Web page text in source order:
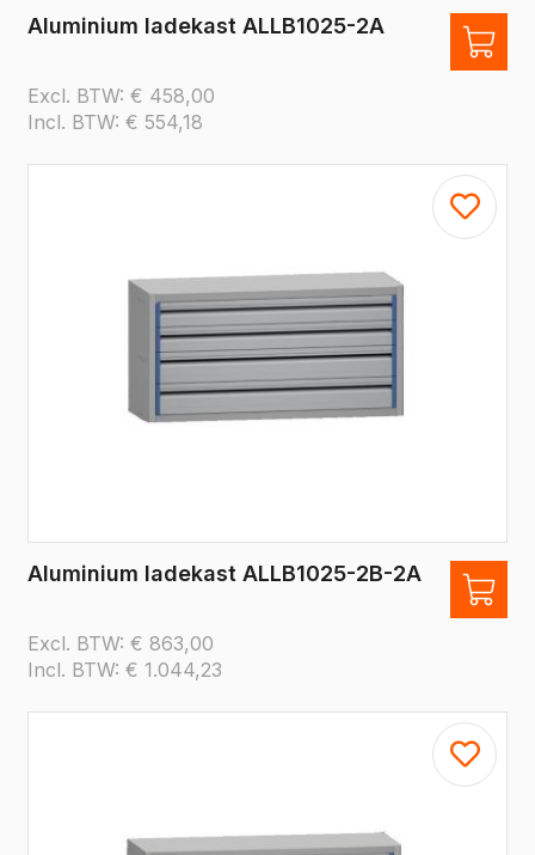
Aluminium ladekast ALLB1025-2A
Excl. BTW: € 458,00
Incl. BTW: € 554,18
Aluminium ladekast ALLB1025-2B-2A
Excl. BTW: € 863,00
Incl. BTW: € 1.044,23